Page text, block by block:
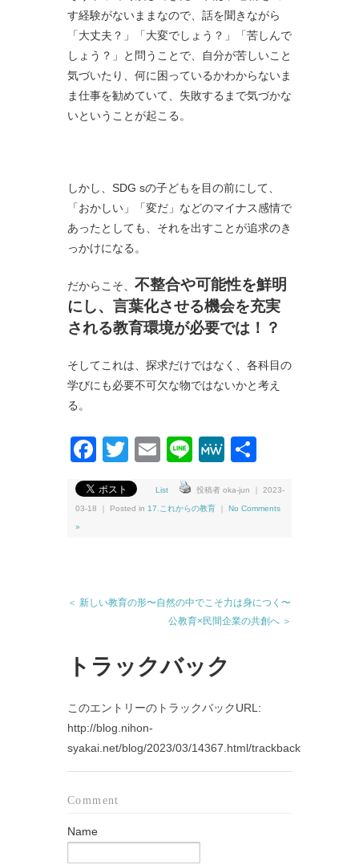
す経験がないままなので、話を聞きながら
「大丈夫？」「大変でしょう？」「苦しんで
しょう？」と問うことで、自分が苦しいこと
気づいたり、何に困っているかわからないま
ま仕事を勧めていて、失敗するまで気づかな
いということが起こる。
しかし、SDG sの子どもを目の前にして、
「おかしい」「変だ」などのマイナス感情で
あったとしても、それを出すことが追求のき
っかけになる。
だからこそ、 不整合や可能性を鮮明
にし、言葉化させる機会を充実
される教育環境が必要では！？
そしてこれは、探求だけではなく、各科目の
学びにも必要不可欠な物ではないかと考え
る。
Facebook
Twitter
EmailLineMeWe
List 投稿者 oka-jun ｜ 2023-
03-18 ｜ Posted in 17.これからの教育 No Comments
»
＜ 新しい教育の形〜自然の中でこそ力は身につく〜
公教育×民間企業の共創へ ＞
トラックバック
このエントリーのトラックバックURL:
http://blog.nihon-
syakai.net/blog/2023/03/14367.html/trackback
Comment
Name